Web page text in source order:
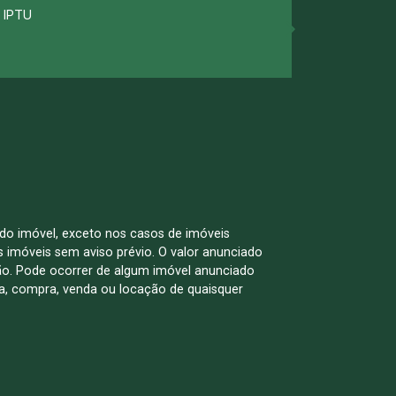
IPTU
imóvel, exceto nos casos de imóveis
sem aviso prévio. O valor anunciado
Pode ocorrer de algum imóvel anunciado
compra, venda ou locação de quaisquer